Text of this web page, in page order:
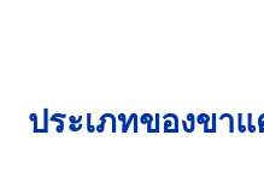
ประเภทของขา